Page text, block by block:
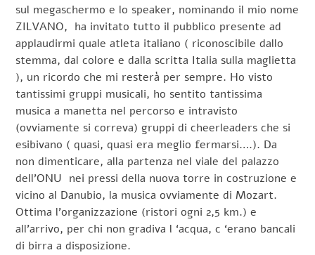
sul megaschermo e lo speaker, nominando il mio nome
ZILVANO, ha invitato tutto il pubblico presente ad
applaudirmi quale atleta italiano ( riconoscibile dallo
stemma, dal colore e dalla scritta Italia sulla maglietta
), un ricordo che mi resterà per sempre. Ho visto
tantissimi gruppi musicali, ho sentito tantissima
musica a manetta nel percorso e intravisto
(ovviamente si correva) gruppi di cheerleaders che si
esibivano ( quasi, quasi era meglio fermarsi….). Da
non dimenticare, alla partenza nel viale del palazzo
dell’ONU nei pressi della nuova torre in costruzione e
vicino al Danubio, la musica ovviamente di Mozart.
Ottima l’organizzazione (ristori ogni 2,5 km.) e
all’arrivo, per chi non gradiva l ‘acqua, c ‘erano bancali
di birra a disposizione.